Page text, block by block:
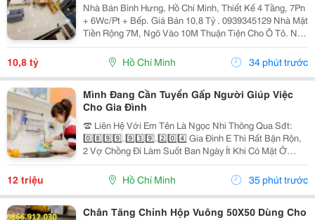
Nhà Bán Bình Hưng, Hồ Chí Minh, Thiết Kế 4 Tầng, 7Pn
+ 6Wc/Pt + Bếp. Giá Bán 10,8 Tỷ . 0939345129 Nhà Mặt
Tiền Rộng 7M, Ngõ Vào 10M Thuận Tiện Cho Ô Tô. Nội
Thất Bao Gồm Điều Hòa, Tủ Lạnh, Giường, Mang Đến
Không Gian Sống Thoải Mái Và Tiện Nghi....
10,8 tỷ Hồ Chí Minh 34 phút trước
Mình Đang Cần Tuyển Gấp Người Giúp Việc
Cho Gia Đình
☎️ Liên Hệ Với Em Tên Là Ngọc Nhi Thông Qua Sđt:
0️⃣8️⃣9️⃣9️⃣.9️⃣3️⃣9️⃣.2️⃣0️⃣4️⃣ Gia Đình E Thì Rất Bận Rộn,
2 Vợ Chồng Đi Làm Suốt Ban Ngày Ít Khi Có Mặt Ở
Nhà. Nhưng Nhà Lại Có 1 Bà Cụ Đau Yếu Và 1 Bé Nhỏ
Năm Nay Đã Gần 2 Tuổi Vì Vậy Để Có Thể An...
12 triệu Hồ Chí Minh 35 phút trước
Chân Tăng Chỉnh Hộp Vuông 50X50 Dùng Cho